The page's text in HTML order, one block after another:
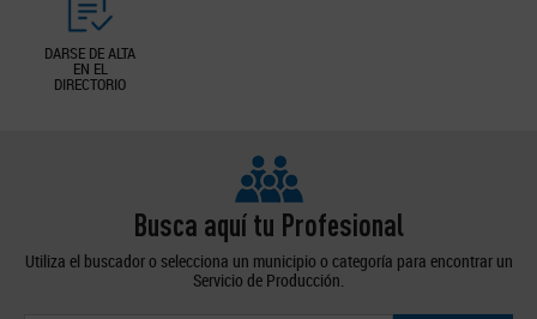
DARSE DE ALTA
EN EL
DIRECTORIO
Busca aquí tu Profesional
Utiliza el buscador o selecciona un municipio o categoría para encontrar un
Servicio de Producción.